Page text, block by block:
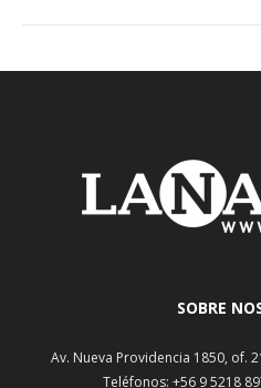
SOBRE
Av. Nueva Providencia 1850, of.
Teléfonos: +56 9 5218